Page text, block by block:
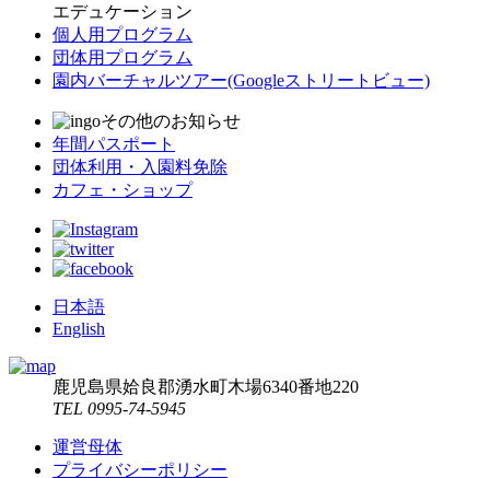
エデュケーション
個人用プログラム
団体用プログラム
園内バーチャルツアー(Googleストリートビュー)
その他のお知らせ
年間パスポート
団体利用・入園料免除
カフェ・ショップ
日本語
English
鹿児島県姶良郡湧水町木場6340番地220
TEL 0995-74-5945
運営母体
プライバシーポリシー